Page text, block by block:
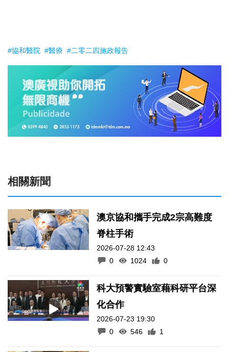
#協和醫院 #醫療 #二零二四施政報告
相關新聞
澳京協和攜手完成2宗高難度
脊柱手術
2026-07-28 12:43
0
1024 0
科大預警實驗室藉科研平台深
化合作
2026-07-23 19:30
0
546 1